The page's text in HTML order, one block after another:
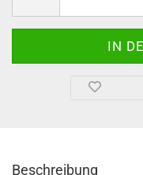
Beschreibung